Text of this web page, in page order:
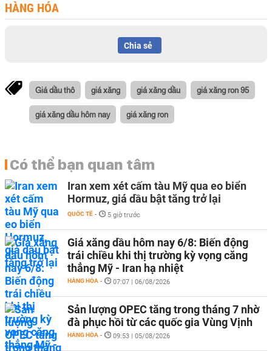
HÀNG HÓA
Chia sẻ
Giá dầu thô giá xăng giá xăng dầu giá xăng ron 95
giá xăng dầu hôm nay giá xăng ron
Có thể bạn quan tâm
Iran xem xét cấm tàu Mỹ qua eo biển
Hormuz, giá dầu bật tăng trở lại
QUỐC TẾ - 5 giờ trước
Giá xăng dầu hôm nay 6/8: Biến động
trái chiều khi thị trường kỳ vọng căng
thẳng Mỹ - Iran hạ nhiệt
HÀNG HÓA - 07:07 | 06/08/2026
Sản lượng OPEC tăng trong tháng 7 nhờ
đà phục hồi từ các quốc gia Vùng Vịnh
HÀNG HÓA - 09:53 | 05/08/2026